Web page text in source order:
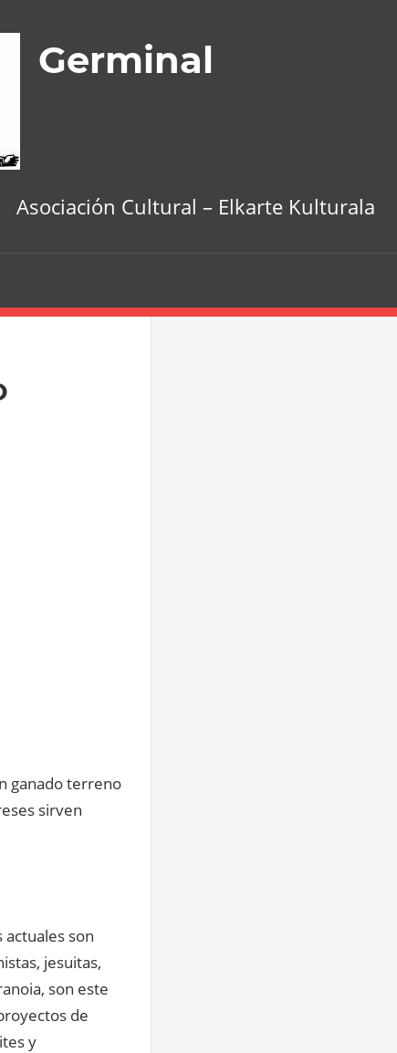
Germinal
Asociación Cultural – Elkarte Kulturala
ganado terreno
sirven
son
jesuitas,
son este
de
y